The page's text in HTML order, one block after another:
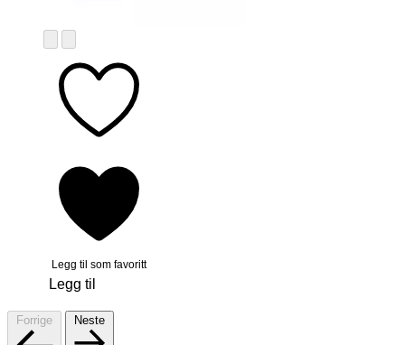
Legg til som favoritt
Legg til
Forrige Neste